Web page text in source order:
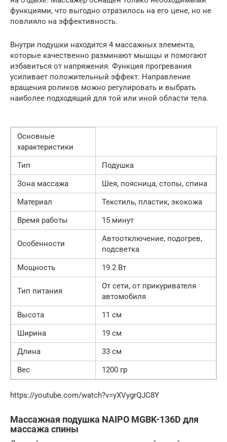
функциями, что выгодно отразилось на его цене, но не
повлияло на эффективность.
Внутри подушки находится 4 массажных элемента,
которые качественно разминают мышцы и помогают
избавиться от напряжения. Функция прогревания
усиливает положительный эффект. Направление
вращения роликов можно регулировать и выбрать
наиболее подходящий для той или иной области тела.
Основные
характеристики
Тип
Подушка
Зона массажа
Шея, поясница, стопы, спина
Материал
Текстиль, пластик, экокожа
Время работы
15 минут
Особенности
Автоотключение, подогрев,
подсветка
Мощность
19.2 Вт
Тип питания
От сети, от прикуривателя
автомобиля
Высота
11 см
Ширина
19 см
Длина
33 см
Вес
1200 гр
https://youtube.com/watch?v=yXVygrQJC8Y
Массажная подушка NAIPO MGBK-136D для
массажа спины